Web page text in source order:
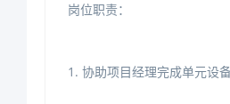
岗位职责：
1.协助项目经理完成单元设